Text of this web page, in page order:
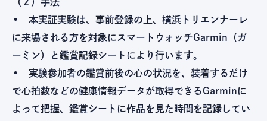
（２）手法
• 本実証実験は、事前登録の上、横浜トリエンナーレ
に来場される方を対象にスマートウォッチGarmin（ガ
ーミン）と鑑賞記録シートにより行います。
• 実験参加者の鑑賞前後の心の状況を、装着するだけ
で心拍数などの健康情報データが取得できるGarminに
よって把握、鑑賞シートに作品を見た時間を記録してい